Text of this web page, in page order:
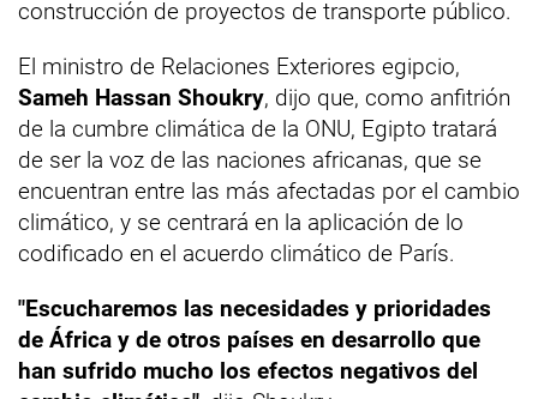
construcción de proyectos de transporte público.
El ministro de Relaciones Exteriores egipcio,
Sameh Hassan Shoukry, dijo que, como anfitrión
de la cumbre climática de la ONU, Egipto tratará
de ser la voz de las naciones africanas, que se
encuentran entre las más afectadas por el cambio
climático, y se centrará en la aplicación de lo
codificado en el acuerdo climático de París.
"Escucharemos las necesidades y prioridades
de África y de otros países en desarrollo que
han sufrido mucho los efectos negativos del